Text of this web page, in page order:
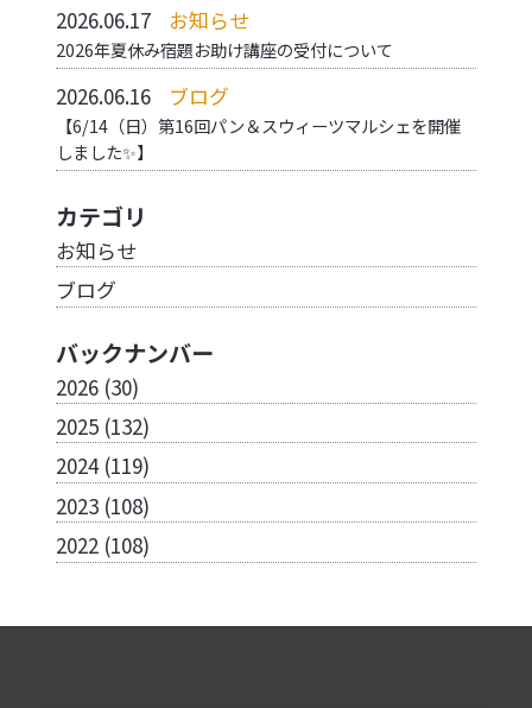
2026.06.17 お知らせ
2026年夏休み宿題お助け講座の受付について
2026.06.16 ブログ
【6/14（日）第16回パン＆スウィーツマルシェを開催
しました✨】
カテゴリ
お知らせ
ブログ
バックナンバー
2026 (30)
2025 (132)
2024(119)
2023 (108)
2022 (108)